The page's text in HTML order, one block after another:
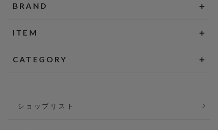
BRAND
ITEM
CATEGORY
ショップリスト